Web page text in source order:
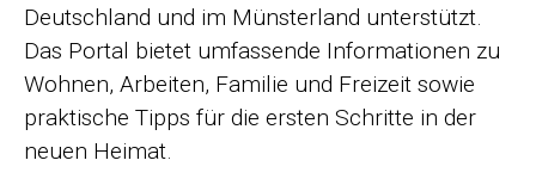
Deutschland und im Münsterland unterstützt.
Das Portal bietet umfassende Informationen zu
Wohnen, Arbeiten, Familie und Freizeit sowie
praktische Tipps für die ersten Schritte in der
neuen Heimat.